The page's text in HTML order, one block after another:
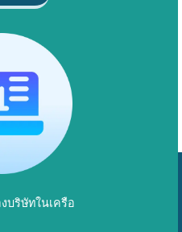
บริษัทในเครือ